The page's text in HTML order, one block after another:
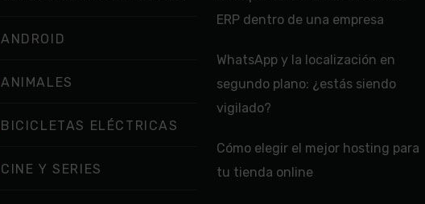
ANDROID
ANIMALES
BICICLETAS ELÉCTRICAS
CINE Y SERIES
ERP dentro de una empresa
WhatsApp y la localización en
segundo plano: ¿estás siendo
vigilado?
Cómo elegir el mejor hosting para
tu tienda online